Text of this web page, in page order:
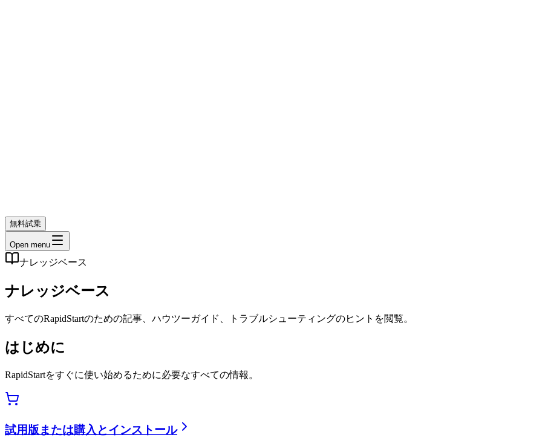
無料試乗
Open menu
ナレッジベース
ナレッジベース
すべてのRapidStartのための記事、ハウツーガイド、トラブルシューティングのヒントを閲覧。
はじめに
RapidStartをすぐに使い始めるために必要なすべての情報。
試用版または購入とインストール